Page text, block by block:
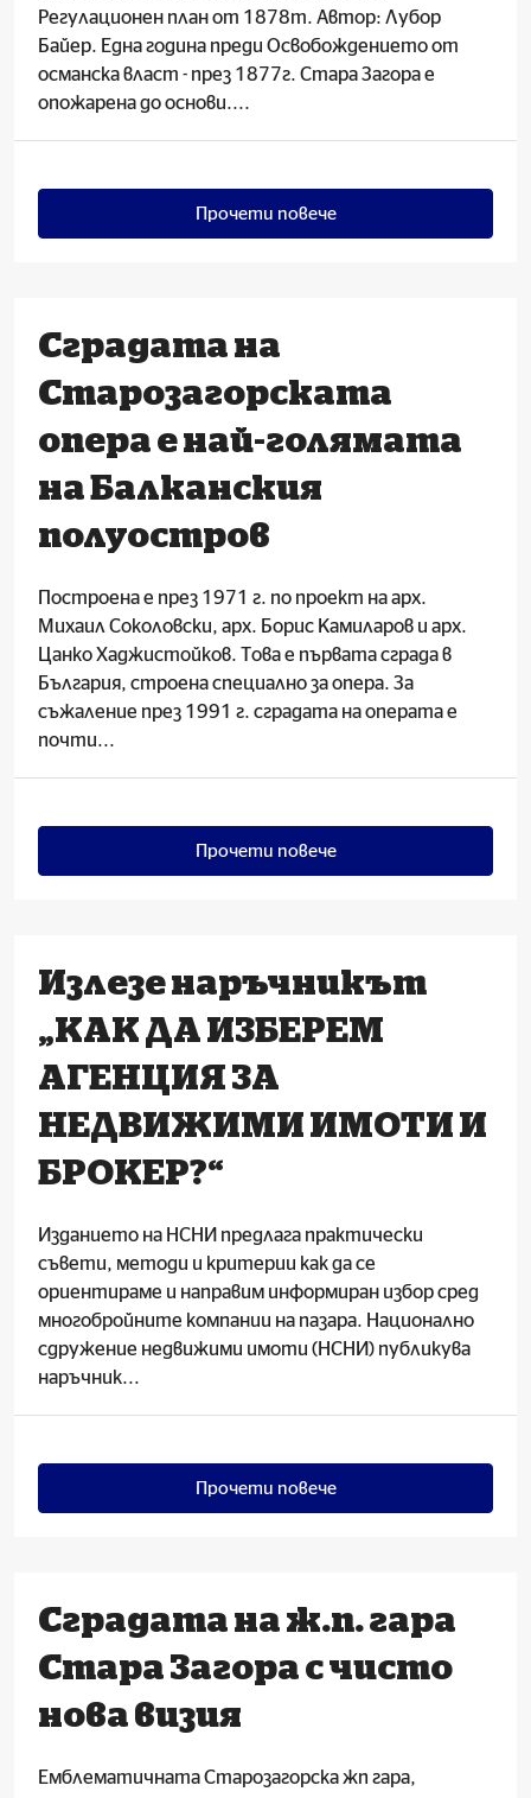
Регулационен план от 1878т. Автор: Лубор
Байер. Една година преди Освобождението от
османска власт - през 1877г. Стара Загора е
опожарена до основи....
Прочети повече
Сградата на
Старозагорската
опера е най-голямата
на Балканския
полуостров
Построена е през 1971 г. по проект на арх.
Михаил Соколовски, арх. Борис Камиларов и арх.
Цанко Хаджистойков. Това е първата сграда в
България, строена специално за опера. За
съжаление през 1991 г. сградата на операта е
почти...
Прочети повече
Излезе наръчникът
„КАК ДА ИЗБЕРЕМ
АГЕНЦИЯ ЗА
НЕДВИЖИМИ ИМОТИ И
БРОКЕР?“
Изданието на НСНИ предлага практически
съвети, методи и критерии как да се
ориентираме и направим информиран избор сред
многобройните компании на пазара. Национално
сдружение недвижими имоти (НСНИ) публикува
наръчник...
Прочети повече
Сградата на ж.п. гара
Стара Загора с чисто
нова визия
Емблематичната Старозагорска жп гара,